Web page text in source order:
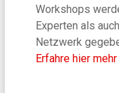
Workshops
Experten als
Netzwerk
Erfahre hier mehr